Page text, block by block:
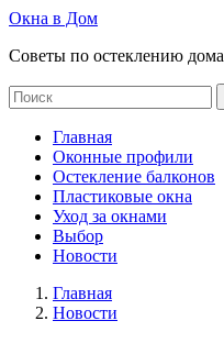
Окна в Дом
Советы по остеклению дома
Главная
Оконные профили
Остекление балконов
Пластиковые окна
Уход за окнами
Выбор
Новости
Главная
Новости